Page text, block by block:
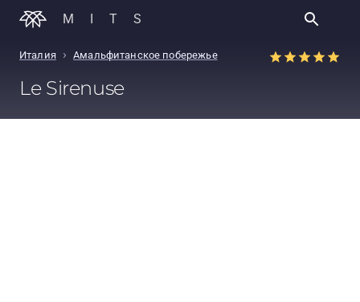
MITS
Италия › Амальфитанское побережье
Le Sirenuse